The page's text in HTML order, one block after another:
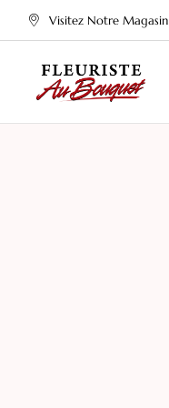
Visitez Notre Magasin